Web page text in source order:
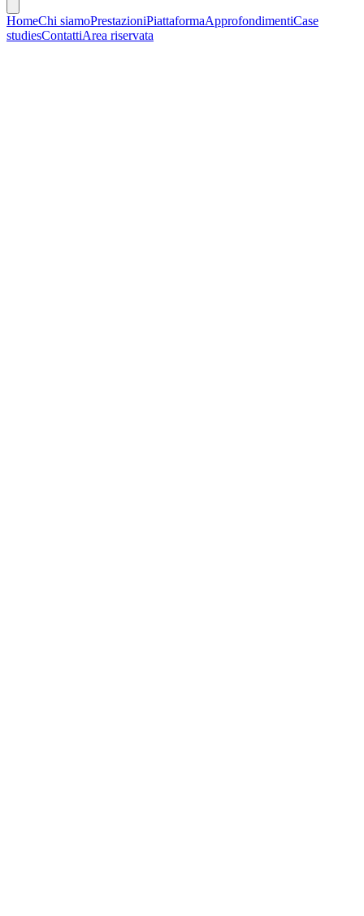
HomeChi siamoPrestazioniPiattaformaApprofondimentiCase
studiesContattiArea riservata